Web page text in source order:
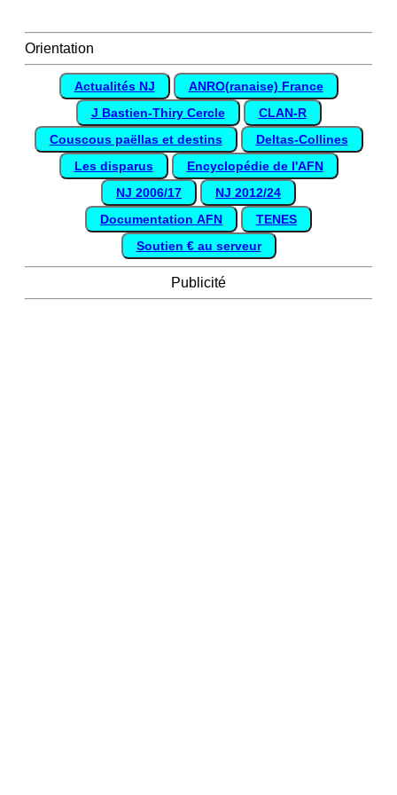
Orientation
Actualités NJ
ANRO(ranaise) France
J Bastien-Thiry Cercle
CLAN-R
Couscous paëllas et destins
Deltas-Collines
Les disparus
Encyclopédie de l'AFN
NJ 2006/17
NJ 2012/24
Documentation AFN
TENES
Soutien € au serveur
Publicité